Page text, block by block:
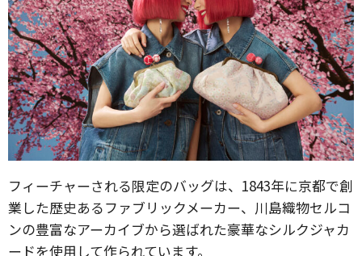
フィーチャーされる限定のバッグは、1843年に京都で創
業した歴史あるファブリックメーカー、川島織物セルコ
ンの豊富なアーカイブから選ばれた豪華なシルクジャカ
ードを使用して作られています。